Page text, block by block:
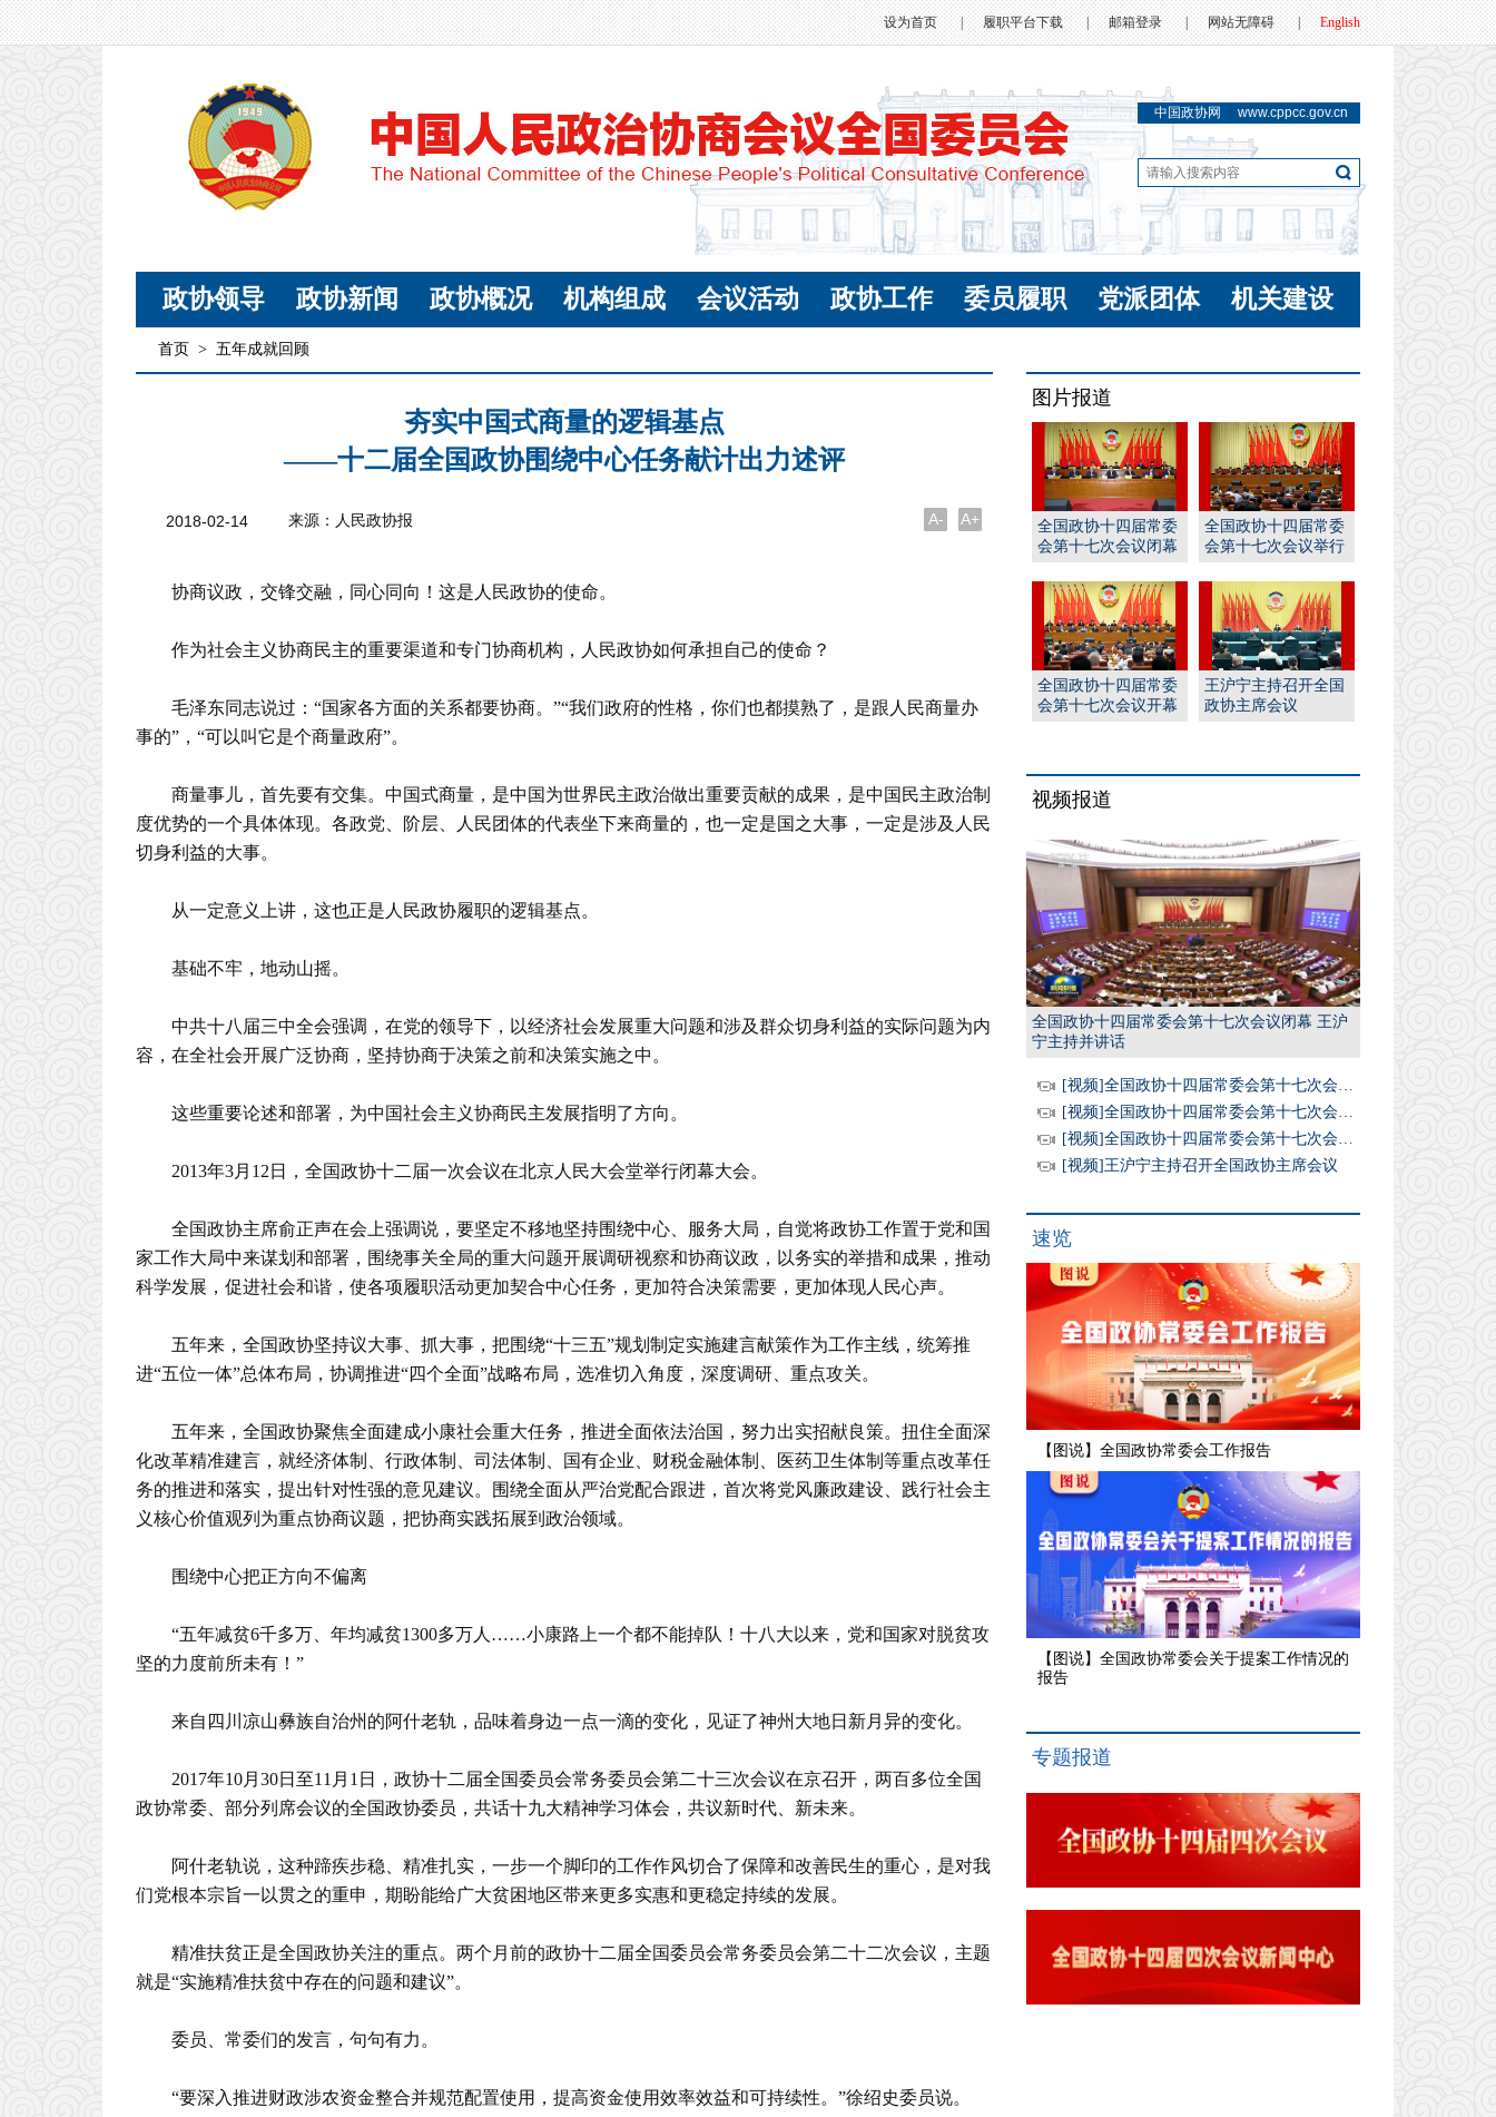
设为首页 履职平台下载 | 邮箱登录 网站无障碍 | English
中国政协网 www.cppcc.gov.cn
政协领导 政协新闻 政协概况 机构组成 会议活动 政协工作 委员履职 党派团体 机关建设
首页 > 五年成就回顾
夯实中国式商量的逻辑基点
——十二届全国政协围绕中心任务献计出力述评
2018-02-14 来源： 人民政协报 A- A+
协商议政，交锋交融，同心同向！这是人民政协的使命。
作为社会主义协商民主的重要渠道和专门协商机构，人民政协如何承担自己的使命？
毛泽东同志说过：“国家各方面的关系都要协商。”“我们政府的性格，你们也都摸熟了，是跟人民商量办
事的”，“可以叫它是个商量政府”。
商量事儿，首先要有交集。中国式商量，是中国为世界民主政治做出重要贡献的成果，是中国民主政治制
度优势的一个具体体现。各政党、阶层、人民团体的代表坐下来商量的，也一定是国之大事，一定是涉及人民
切身利益的大事。
从一定意义上讲，这也正是人民政协履职的逻辑基点。
基础不牢，地动山摇。
中共十八届三中全会强调，在党的领导下，以经济社会发展重大问题和涉及群众切身利益的实际问题为内
容，在全社会开展广泛协商，坚持协商于决策之前和决策实施之中。
这些重要论述和部署，为中国社会主义协商民主发展指明了方向。
2013年3月12日，全国政协十二届一次会议在北京人民大会堂举行闭幕大会。
全国政协主席俞正声在会上强调说，要坚定不移地坚持围绕中心、服务大局，自觉将政协工作置于党和国
家工作大局中来谋划和部署，围绕事关全局的重大问题开展调研视察和协商议政，以务实的举措和成果，推动
科学发展，促进社会和谐，使各项履职活动更加契合中心任务，更加符合决策需要，更加体现人民心声。
五年来，全国政协坚持议大事、抓大事，把围绕“十三五”规划制定实施建言献策作为工作主线，统筹推
进“五位一体”总体布局，协调推进“四个全面”战略布局，选准切入角度，深度调研、重点攻关。
五年来，全国政协聚焦全面建成小康社会重大任务，推进全面依法治国，努力出实招献良策。扭住全面深
化改革精准建言，就经济体制、行政体制、司法体制、国有企业、财税金融体制、医药卫生体制等重点改革任
务的推进和落实，提出针对性强的意见建议。围绕全面从严治党配合跟进，首次将党风廉政建设、践行社会主
义核心价值观列为重点协商议题，把协商实践拓展到政治领域。
围绕中心把正方向不偏离
“五年减贫6千多万、年均减贫1300多万人……小康路上一个都不能掉队！十八大以来，党和国家对脱贫攻
坚的力度前所未有！”
来自四川凉山彝族自治州的阿什老轨，品味着身边一点一滴的变化，见证了神州大地日新月异的变化。
2017年10月30日至11月1日，政协十二届全国委员会常务委员会第二十三次会议在京召开，两百多位全国
政协常委、部分列席会议的全国政协委员，共话十九大精神学习体会，共议新时代、新未来。
阿什老轨说，这种蹄疾步稳、精准扎实，一步一个脚印的工作作风切合了保障和改善民生的重心，是对我
们党根本宗旨一以贯之的重申，期盼能给广大贫困地区带来更多实惠和更稳定持续的发展。
精准扶贫正是全国政协关注的重点。两个月前的政协十二届全国委员会常务委员会第二十二次会议，主题
就是“实施精准扶贫中存在的问题和建议”。
委员、常委们的发言，句句有力。
“要深入推进财政涉农资金整合并规范配置使用，提高资金使用效率效益和可持续性。”徐绍史委员说。
图片报道
全国政协十四届常委
会第十七次会议闭幕
全国政协十四届常委
会第十七次会议举行
全国政协十四届常委
会第十七次会议开幕
王沪宁主持召开全国
政协主席会议
视频报道
全国政协十四届常委会第十七次会议闭幕 王沪
宁主持并讲话
[视频]全国政协十四届常委会第十七次会议闭幕 王沪宁主持并讲话
[视频]全国政协十四届常委会第十七次会议举行全体会议 围绕“坚持高质量发展，推动经济持续健康发展和社会全面进步”进行大会发言 王沪宁出席
[视频]全国政协十四届常委会第十七次会议开幕 王沪宁主持 丁薛祥作报告
[视频]王沪宁主持召开全国政协主席会议
速览
【图说】全国政协常委会工作报告
【图说】全国政协常委会关于提案工作情况的
报告
专题报道